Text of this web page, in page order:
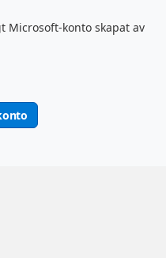
Microsoft-konto skapat av